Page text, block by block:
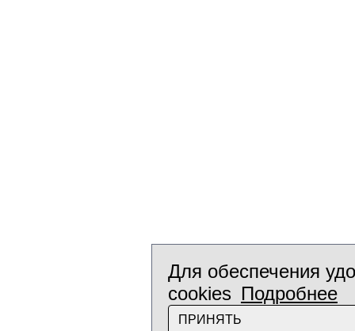
Для обеспечения
cookies Подробнее
ПРИНЯТЬ